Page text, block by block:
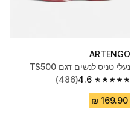
ARTENGO
נעלי טניס לנשים דגם TS500
4.6
4.6 out of 5 stars from 486 reviews
(486)